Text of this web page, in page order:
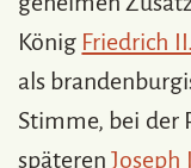
König Friedrich II.
als
Stimme, bei der
späterenJoseph